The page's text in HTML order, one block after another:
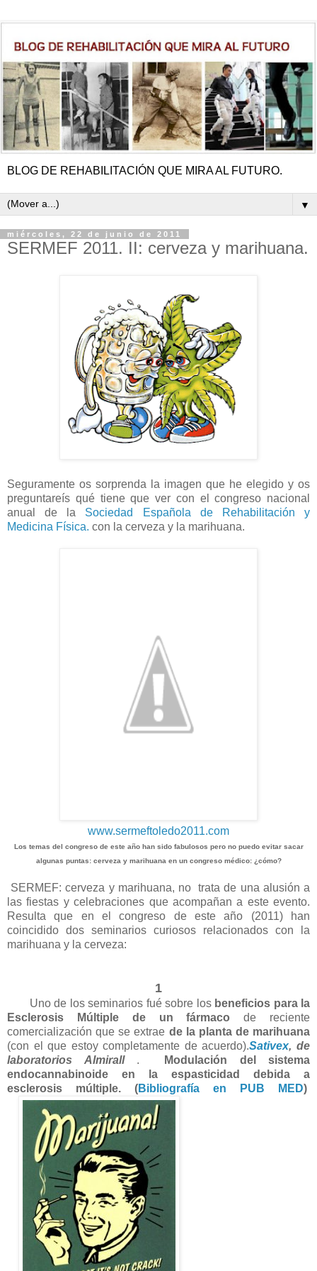
BLOG DE REHABILITACIÓN QUE MIRA AL FUTURO.
▼
miércoles, 22 de junio de 2011
SERMEF 2011. II: cerveza y marihuana.
Seguramente os sorprenda la imagen que he elegido y os
preguntareís qué tiene que ver con el congreso nacional
anual de la Sociedad Española de Rehabilitación y
Medicina Física. con la cerveza y la marihuana.
www.sermeftoledo2011.com
Los temas del congreso de este año han sido fabulosos pero no puedo evitar sacar
algunas puntas: cerveza y marihuana en un congreso médico: ¿cómo?
SERMEF: cerveza y marihuana, no trata de una alusión a
las fiestas y celebraciones que acompañan a este evento.
Resulta que en el congreso de este año (2011) han
coincidido dos seminarios curiosos relacionados con la
marihuana y la cerveza:
1
Uno de los seminarios fué sobre los beneficios para la
Esclerosis Múltiple
de un fármaco de reciente
comercialización que se extrae de la planta de marihuana
(con el que estoy completamente de acuerdo).Sativex, de
laboratorios Almirall.
Modulación del sistema
endocannabinoide en la espasticidad debida a
esclerosis múltiple. (Bibliografía en PUB MED)